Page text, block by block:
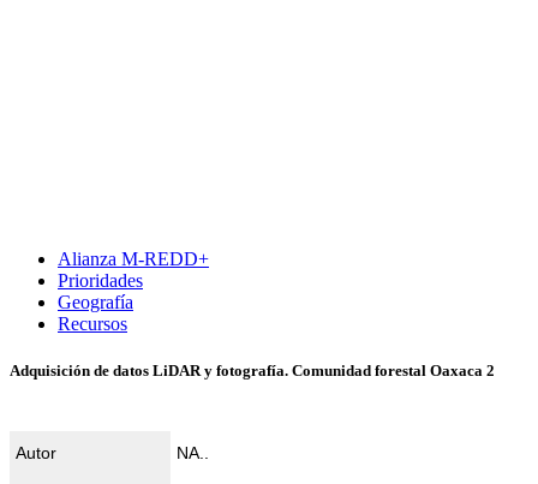
Alianza M-REDD+
Prioridades
Geografía
Recursos
Adquisición de datos LiDAR y fotografía. Comunidad forestal Oaxaca 2
Autor NA..